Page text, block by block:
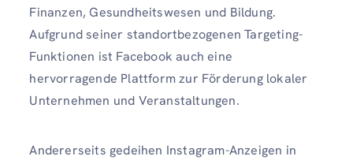
Finanzen, Gesundheitswesen und Bildung.
Aufgrund seiner standortbezogenen Targeting-
Funktionen ist Facebook auch eine
hervorragende Plattform zur Förderung lokaler
Unternehmen und Veranstaltungen.
Andererseits gedeihen Instagram-Anzeigen in